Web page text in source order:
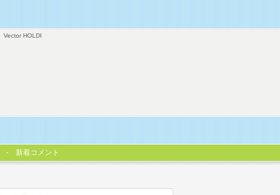
Vector HOLDI
新着コメント